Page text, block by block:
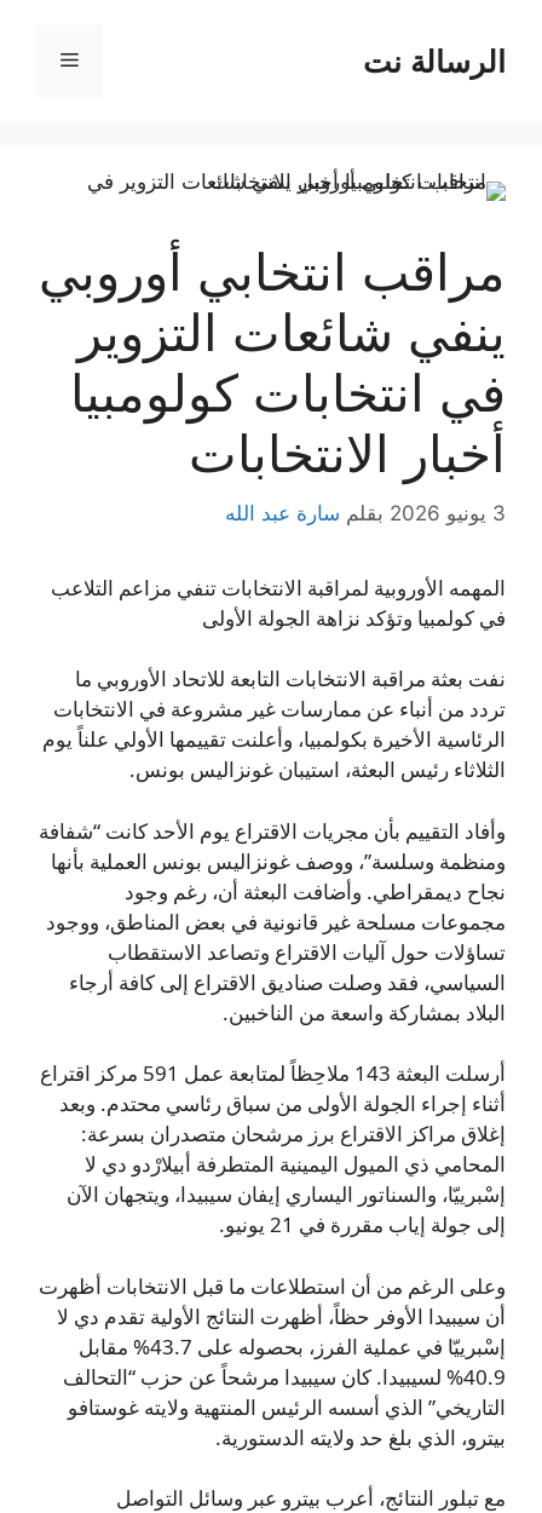
المحتوىالرسالة نت القائمة
مراقب انتخابي أوروبي
ينفي شائعات التزوير
في انتخابات كولومبيا
أخبار الانتخابات
3 يونيو 2026 بقلم سارة عبد الله
المهمه الأوروبية لمراقبة الانتخابات تنفي مزاعم التلاعب
في كولمبيا وتؤكد نزاهة الجولة الأولى
نفت بعثة مراقبة الانتخابات التابعة للاتحاد الأوروبي ما
تردد من أنباء عن ممارسات غير مشروعة في الانتخابات
الرئاسية الأخيرة بكولمبيا، وأعلنت تقييمها الأولي علناً يوم
الثلاثاء رئيس البعثة، استيبان غونزاليس بونس.
وأفاد التقييم بأن مجريات الاقتراع يوم الأحد كانت “شفافة
ومنظمة وسلسة”، ووصف غونزاليس بونس العملية بأنها
نجاح ديمقراطي. وأضافت البعثة أن، رغم وجود
مجموعات مسلحة غير قانونية في بعض المناطق، ووجود
تساؤلات حول آليات الاقتراع وتصاعد الاستقطاب
السياسي، فقد وصلت صناديق الاقتراع إلى كافة أرجاء
البلاد بمشاركة واسعة من الناخبين.
أرسلت البعثة 143 ملاحِظاً لمتابعة عمل 591 مركز اقتراع
أثناء إجراء الجولة الأولى من سباق رئاسي محتدم. وبعد
إغلاق مراكز الاقتراع برز مرشحان متصدران بسرعة:
المحامي ذي الميول اليمينية المتطرفة أبيلارْدو دي لا
إسْبرييّا، والسناتور اليساري إيفان سيبيدا، ويتجهان الآن
إلى جولة إياب مقررة في 21 يونيو.
وعلى الرغم من أن استطلاعات ما قبل الانتخابات أظهرت
أن سيبيدا الأوفر حظاً، أظهرت النتائج الأولية تقدم دي لا
إسْبرييّا في عملية الفرز، بحصوله على 43.7% مقابل
40.9% لسيبيدا. كان سيبيدا مرشحاً عن حزب “التحالف
التاريخي” الذي أسسه الرئيس المنتهية ولايته غوستافو
بيترو، الذي بلغ حد ولايته الدستورية.
مع تبلور النتائج، أعرب بيترو عبر وسائل التواصل